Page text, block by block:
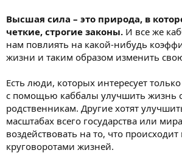
Высшая сила – это природа, в
четкие, строгие законы. И все же
нам повлиять на какой-нибудь
жизни и таким образом изменить
Есть люди, которых интересует
с помощью каббалы улучшить жизнь
родственникам. Другие хотят
масштабах всего государства или
воздействовать на то, что
круговоротами жизней.